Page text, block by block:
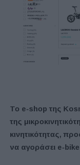
To e-shop της
της
κινητικότητας,
να αγοράσει e-